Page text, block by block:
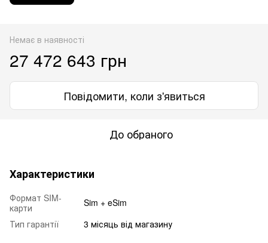
Немає в наявності
27 472 643 грн
Повідомити, коли з'явиться
До обраного
Характеристики
Формат SIM-
карти
Sim + eSim
Тип гарантії
3 місяць від магазину